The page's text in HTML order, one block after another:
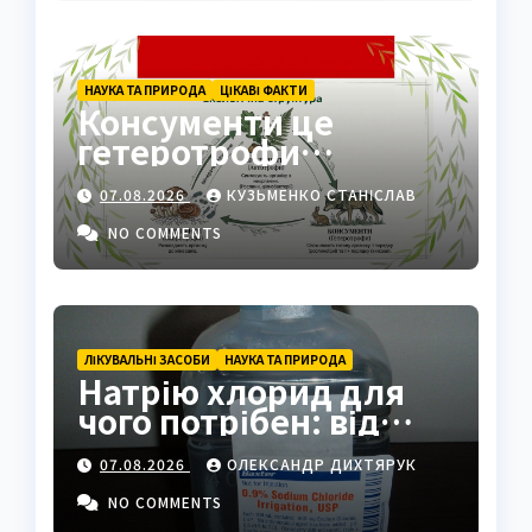
НАУКА ТА ПРИРОДА ЦІКАВІ ФАКТИ
Консументи це
гетеротрофи
екосистеми
07.08.2026
КУЗЬМЕНКО СТАНІСЛАВ
NO COMMENTS
ЛІКУВАЛЬНІ ЗАСОБИ НАУКА ТА ПРИРОДА
Натрію хлорид для
чого потрібен: від
фізрозчину до
промисловості
07.08.2026
ОЛЕКСАНДР ДИХТЯРУК
NO COMMENTS